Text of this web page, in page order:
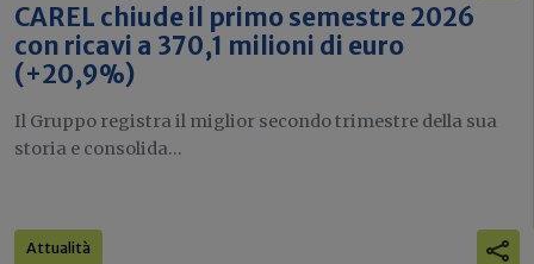
CAREL chiude il primo semestre 2026
con ricavi a 370,1 milioni di euro
(+20,9%)
Il Gruppo registra il miglior secondo trimestre della sua
storia e consolida...
Attualità